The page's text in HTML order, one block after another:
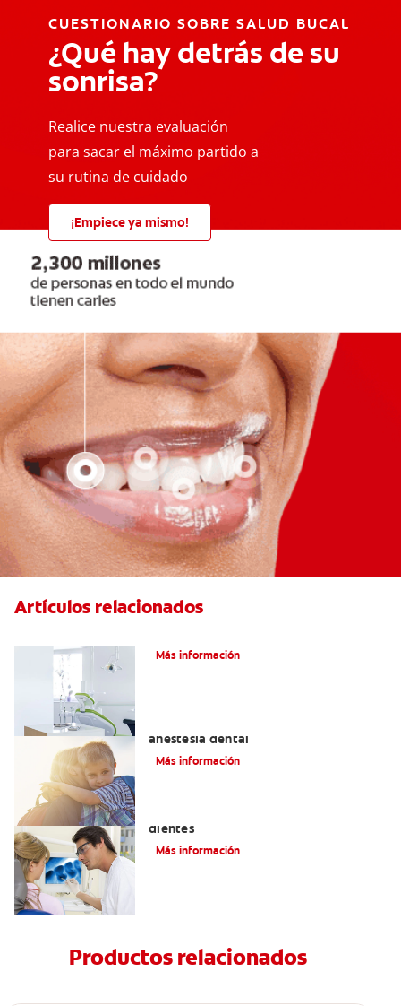
CUESTIONARIO SOBRE SALUD BUCAL
¿Qué hay detrás de su
sonrisa?
Realice nuestra evaluación
para sacar el máximo partido a
su rutina de cuidado
¡Empiece ya mismo!
Artículos relacionados
Más información
anestesia dental
Más información
dientes
Más información
Productos relacionados